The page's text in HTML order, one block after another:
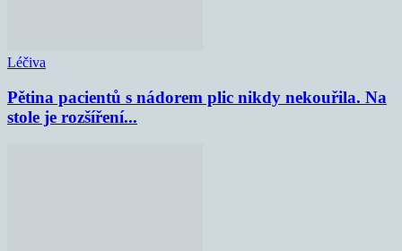
Léčiva
Pětina pacientů s nádorem plic nikdy nekouřila. Na
stole je rozšíření...